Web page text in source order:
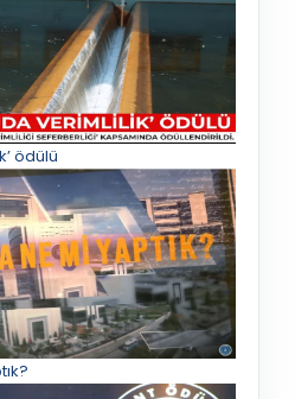
ödülü